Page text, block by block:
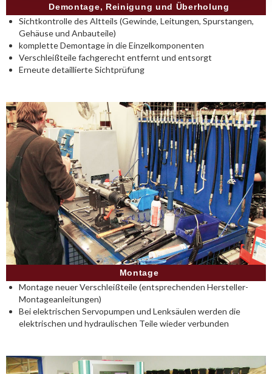
Demontage, Reinigung und Überholung
Sichtkontrolle des Altteils (Gewinde, Leitungen, Spurstangen,
Gehäuse und Anbauteile)
komplette Demontage in die Einzelkomponenten
Verschleißteile fachgerecht entfernt und entsorgt
Erneute detaillierte Sichtprüfung
Montage
Montage neuer Verschleißteile (entsprechenden Hersteller-
Montageanleitungen)
Bei elektrischen Servopumpen und Lenksäulen werden die
elektrischen und hydraulischen Teile wieder verbunden